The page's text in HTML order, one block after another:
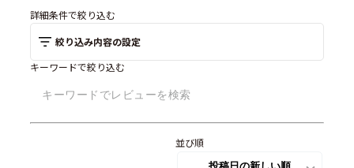
詳細条件で絞り込む
絞り込み内容の設定
キーワードで絞り込む
並び順